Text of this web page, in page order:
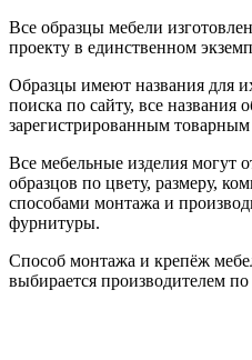
Все образцы мебели
проекту в единственном
Образцы имеют названия для
поиска по сайту, все названия
зарегистрированным товарным
Все мебельные изделия могут
образцов по цвету, размеру,
способами монтажа и
фурнитуры.
Способ монтажа и крепёж
выбирается производителем